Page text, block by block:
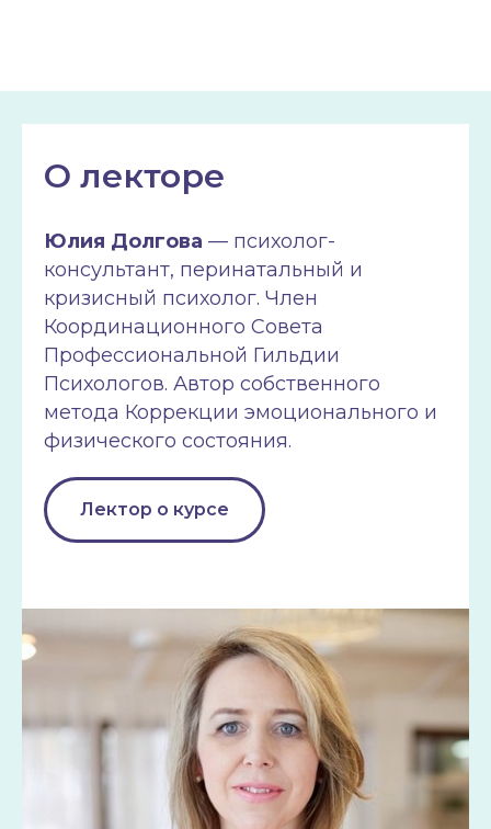
О лекторе
Юлия Долгова — психолог-
консультант, перинатальный и
кризисный психолог. Член
Координационного Совета
Профессиональной Гильдии
Психологов. Автор собственного
метода Коррекции эмоционального и
физического состояния.
Лектор о курсе